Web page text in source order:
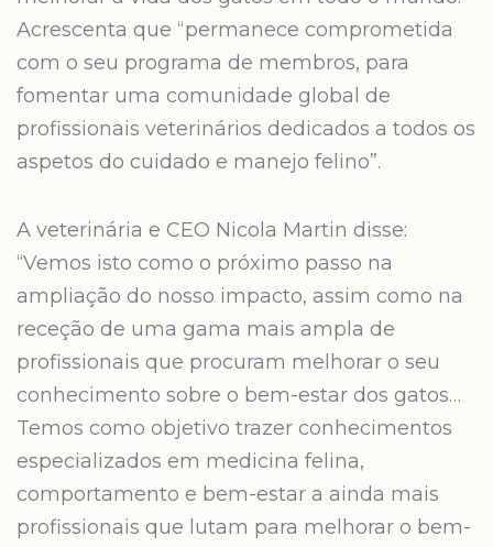
Acrescenta que “permanece comprometida
com o seu programa de membros, para
fomentar uma comunidade global de
profissionais veterinários dedicados a todos os
aspetos do cuidado e manejo felino”.
A veterinária e CEO Nicola Martin disse:
“Vemos isto como o próximo passo na
ampliação do nosso impacto, assim como na
receção de uma gama mais ampla de
profissionais que procuram melhorar o seu
conhecimento sobre o bem-estar dos gatos…
Temos como objetivo trazer conhecimentos
especializados em medicina felina,
comportamento e bem-estar a ainda mais
profissionais que lutam para melhorar o bem-